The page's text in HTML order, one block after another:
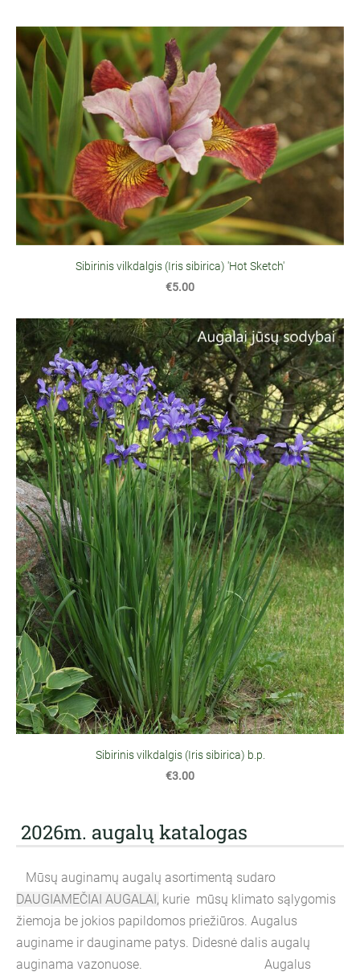
2026m. augalų katalogas
Mūsų auginamų augalų asortimentą sudaro
DAUGIAMEČIAI AUGALAI, kurie mūsų klimato sąlygomis
žiemoja be jokios papildomos priežiūros. Augalus
auginame ir dauginame patys. Didesnė dalis augalų
auginama vazonuose. Augalus
Sibirinis vilkdalgis (Iris sibirica) 'Hot Sketch'
€5.00
Sibirinis vilkdalgis (Iris sibirica) b.p.
€3.00